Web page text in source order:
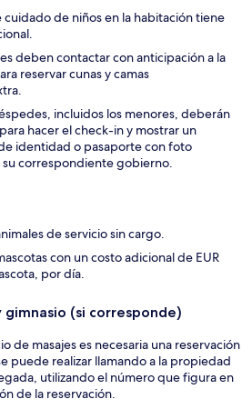
cuidado de niños en la habitación tiene
deben contactar con anticipación a la
reservar cunas y camas
incluidos los menores, deberán
hacer el check-in y mostrar un
identidad o pasaporte con foto
correspondiente gobierno.
de servicio sin cargo.
con un costo adicional de EUR
por día.
gimnasio (si corresponde)
de masajes es necesaria una reservación
puede realizar llamando a la propiedad
utilizando el número que figura en
de la reservación.